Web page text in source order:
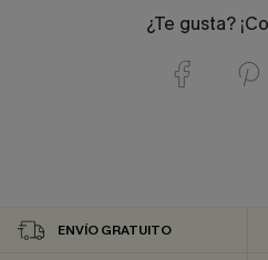
¿Te gusta?
ENVÍO GRATUITO